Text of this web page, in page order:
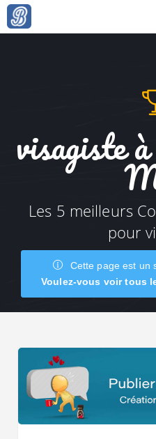
visagiste
Les 5 meilleurs
pour
Cette page est un
Voulez-vous voir tous